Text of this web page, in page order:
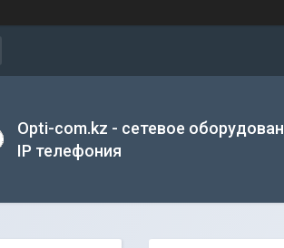
Opti-com.kz - сетевое
IP телефония